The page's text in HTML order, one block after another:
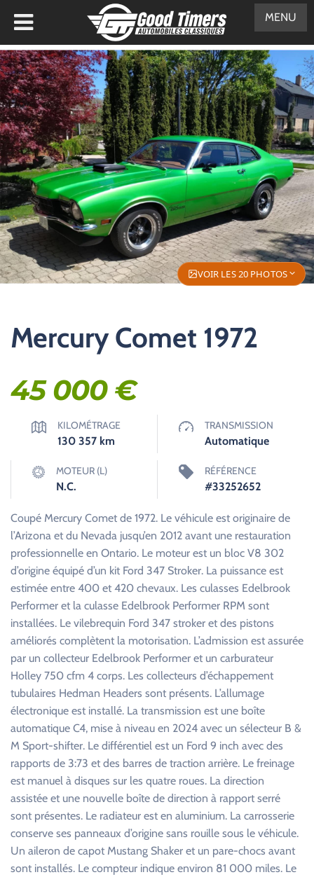
VOIR LES 20 PHOTOS
Mercury Comet 1972
45 000€
KILOMÉTRAGE
130 357 km
TRANSMISSION
Automatique
MOTEUR (L)
N.C.
RÉFÉRENCE
#33252652
Coupé Mercury Comet de 1972. Le véhicule est originaire de
l’Arizona et du Nevada jusqu’en 2012 avant une restauration
professionnelle en Ontario. Le moteur est un bloc V8 302
d’origine équipé d’un kit Ford 347 Stroker. La puissance est
estimée entre 400 et 420 chevaux. Les culasses Edelbrook
Performer et la culasse Edelbrook Performer RPM sont
installées. Le vilebrequin Ford 347 stroker et des pistons
améliorés complètent la motorisation. L’admission est assurée
par un collecteur Edelbrook Performer et un carburateur
Holley 750 cfm 4 corps. Les collecteurs d’échappement
tubulaires Hedman Headers sont présents. L’allumage
électronique est installé. La transmission est une boîte
automatique C4, mise à niveau en 2024 avec un sélecteur B &
M Sport-shifter. Le différentiel est un Ford 9 inch avec des
rapports de 3:73 et des barres de traction arrière. Le freinage
est manuel à disques sur les quatre roues. La direction
assistée et une nouvelle boîte de direction à rapport serré
sont présentes. Le radiateur est en aluminium. La carrosserie
conserve ses panneaux d’origine sans rouille sous le véhicule.
Un aileron de capot Mustang Shaker et un pare-chocs avant
sont installés. Le compteur indique environ 81 000 miles. Le
MENU